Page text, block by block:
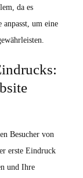
da es
anpasst, um eine
Besucher von
erste Eindruck
und Ihre